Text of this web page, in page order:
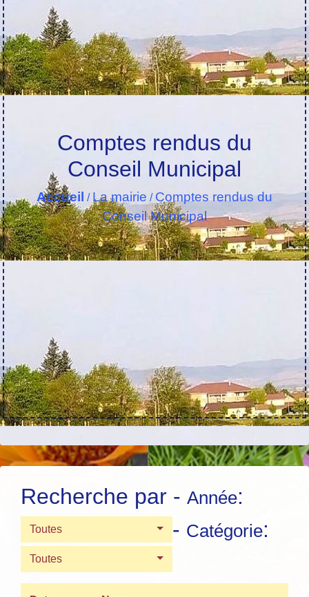
Comptes rendus du
Conseil Municipal
Accueil /La mairie / Comptes rendus du
Conseil Municipal
Recherche par - Année:
Toutes - Catégorie:
Toutes